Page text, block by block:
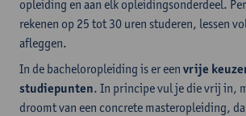
opleiding en aan elk opleidingsonderdeel.
rekenen op 25 tot 30 uren studeren, lessen
afleggen.
In de bacheloropleiding is er een vrije
studiepunten. In principe vul je die vrij in,
droomt van een concrete masteropleiding,